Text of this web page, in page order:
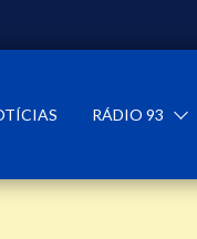
RÁDIO 93